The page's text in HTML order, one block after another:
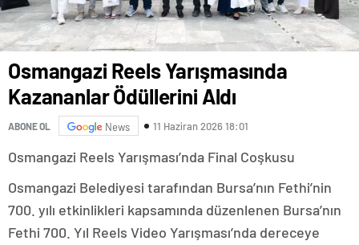
Osmangazi Reels Yarışmasında
Kazananlar Ödüllerini Aldı
ABONE OL News 11 Haziran 2026 18:01
Osmangazi Reels Yarışması’nda Final Coşkusu
Osmangazi Belediyesi tarafından Bursa’nın Fethi’nin
700. yılı etkinlikleri kapsamında düzenlenen Bursa’nın
Fethi 700. Yıl Reels Video Yarışması’nda dereceye